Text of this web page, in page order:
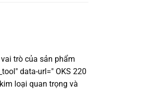
trò của sản phẩm
data-url=" OKS 220
loại quan trọng và